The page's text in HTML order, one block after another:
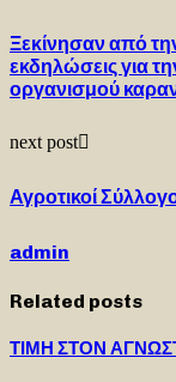
Ξεκίνησαν από
εκδηλώσεις για
οργανισμού
next post
Αγροτικοί
admin
Related posts
ΤΙΜΗ ΣΤΟΝ